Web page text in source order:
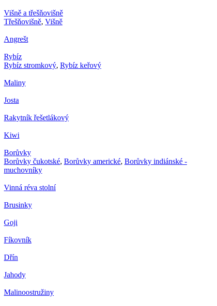
Višně a třešňovišně
Třešňovišně, Višně
Angrešt
Rybíz
Rybíz stromkový, Rybíz keřový
Maliny
Josta
Rakytník řešetlákový
Kiwi
Borůvky
Borůvky čukotské, Borůvky americké, Borůvky indiánské -
muchovníky
Vinná réva stolní
Brusinky
Goji
Fíkovník
Dřín
Jahody
Malinoostružiny